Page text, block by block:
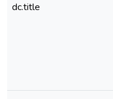
dc.title